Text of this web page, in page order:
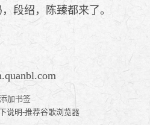
段绍，陈臻都来了。
添加书签
说明-推荐谷歌浏览器